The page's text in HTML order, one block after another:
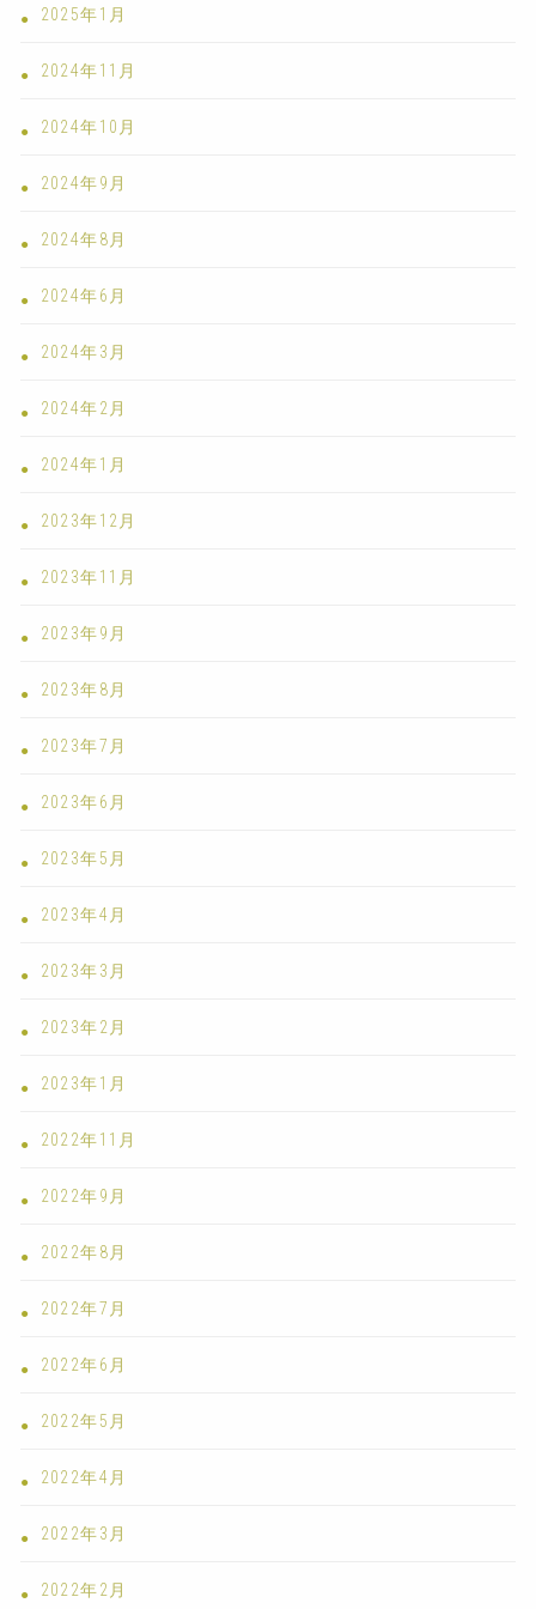
2025年1月
2024年11月
2024年10月
2024年9月
2024年8月
2024年6月
2024年3月
2024年2月
2024年1月
2023年12月
2023年11月
2023年9月
2023年8月
2023年7月
2023年6月
2023年5月
2023年4月
2023年3月
2023年2月
2023年1月
2022年11月
2022年9月
2022年8月
2022年7月
2022年6月
2022年5月
2022年4月
2022年3月
2022年2月